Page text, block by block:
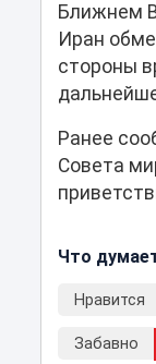
Ближнем
Иран
стороны
Ранее
Совета
Что
Нравится
Забавно